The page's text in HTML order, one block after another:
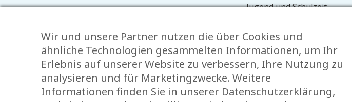
Jugend und Schulzeit
Energie und Umwelt
Impressum
Wir und unsere Partner nutzen die über Cookies und
ähnliche Technologien gesammelten Informationen, um Ihr
Erlebnis auf unserer Website zu verbessern, Ihre Nutzung zu
analysieren und für Marketingzwecke. Weitere
Informationen finden Sie in unserer Datenschutzerklärung,